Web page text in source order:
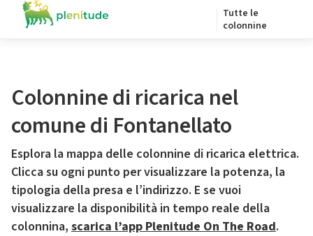
Tutte le
colonnine
Colonnine di ricarica nel
comune di Fontanellato
Esplora la mappa delle colonnine di ricarica elettrica.
Clicca su ogni punto per visualizzare la potenza, la
tipologia della presa e l’indirizzo. E se vuoi
visualizzare la disponibilità in tempo reale della
colonnina, scarica l’app Plenitude On The Road.